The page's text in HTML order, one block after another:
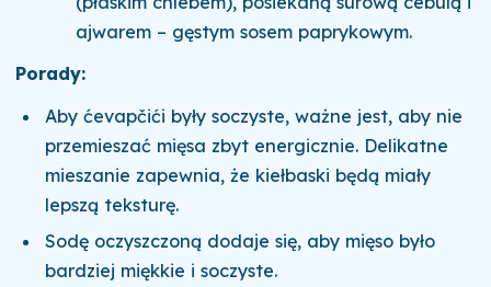
ajwarem – gęstym sosem paprykowym.
Porady:
Aby ćevapčići były soczyste, ważne jest, aby nie
przemieszać mięsa zbyt energicznie. Delikatne
mieszanie zapewnia, że kiełbaski będą miały
lepszą teksturę.
Sodę oczyszczoną dodaje się, aby mięso było
bardziej miękkie i soczyste.